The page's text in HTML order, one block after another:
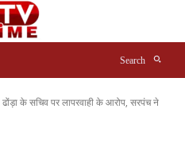
Search
ढोंड़ा के सचिव पर लापरवाही के आरोप, सरपंच ने